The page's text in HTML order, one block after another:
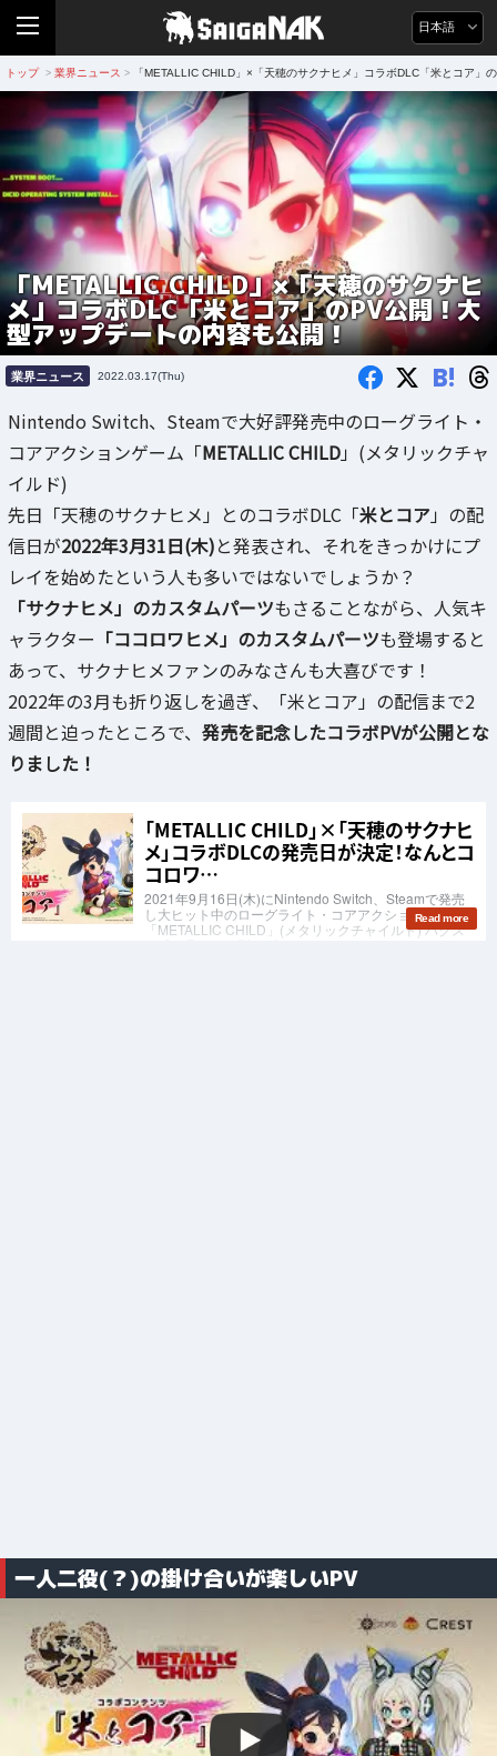
日本語
トップ > 業界ニュース > 「METALLIC CHILD」×「天穂のサクナヒメ」コラボDLC「米とコア」
「METALLIC CHILD」×「天穂のサクナヒ
メ」コラボDLC「米とコア」のPV公開！大
型アップデートの内容も公開！
業界ニュース 2022.03.17(Thu) B!
Nintendo Switch、Steamで大好評発売中のローグライト・
コアアクションゲーム「METALLIC CHILD」(メタリックチャ
イルド)
先日「天穂のサクナヒメ」とのコラボDLC「米とコア」の配
信日が2022年3月31日(木)と発表され、それをきっかけにプ
レイを始めたという人も多いではないでしょうか？
「サクナヒメ」のカスタムパーツもさることながら、人気キ
ャラクター 「ココロワヒメ」のカスタムパーツも登場すると
あって、サクナヒメファンのみなさんも大喜びです！
2022年の3月も折り返しを過ぎ、「米とコア」の配信まで2
週間と迫ったところで、 発売を記念したコラボPVが公開とな
りました！
一人二役(？)の掛け合いが楽しいPV